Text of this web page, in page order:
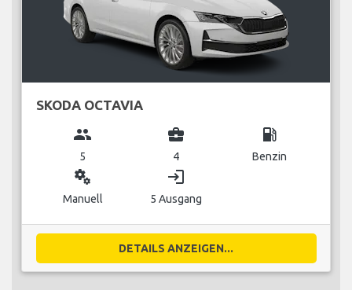
SKODA OCTAVIA
group
5
business_center
4
local_gas_station
Benzin
miscellaneous_services
Manuell
login
5 Ausgang
DETAILS ANZEIGEN...